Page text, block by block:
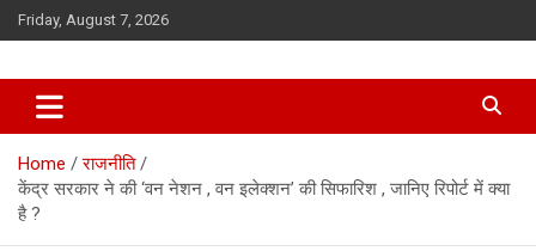
Skip
to
Friday, August 7, 2026
Home
राजनीति
केंद्र सरकार ने की ‘वन नेशन , वन इलेक्शन’ की सिफारिश , जानिए रिपोर्ट में क्या
है ?